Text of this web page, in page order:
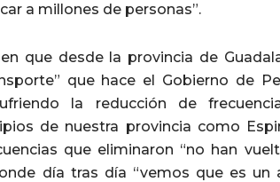
a millones de personas”.
que desde la provincia de
que hace el Gobierno de
la reducción de
de nuestra provincia como
que eliminaron “no han
día tras día “vemos que es un